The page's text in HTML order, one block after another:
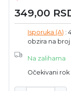
349,00
Isporuka (A) :
obzira na
Na zalihama
Očekivani